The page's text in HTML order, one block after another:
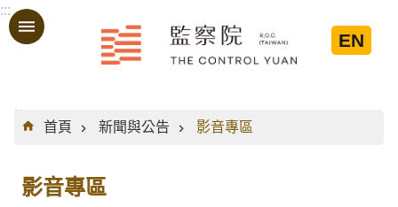
跳到主要內容區塊
:::
EN
:::
首頁
新聞與公告 影音專區
影音專區